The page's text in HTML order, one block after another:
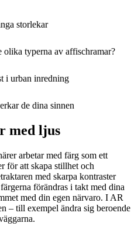
storlekar
olika typerna av affischramar?
i urban inredning
de dina sinnen
med ljus
arbetar med färg som ett
för att skapa stillhet och
med skarpa kontraster
förändras i takt med dina
med din egen närvaro. I AR
– till exempel ändra sig beroende